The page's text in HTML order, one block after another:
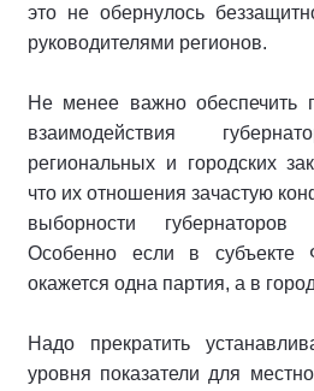
это не обернулось
руководителями регионов.
Не менее важно обеспечить
взаимодействия
региональных и городских
что их отношения зачастую
выборности губернаторов
Особенно если в субъекте
окажется одна партия, а в
Надо прекратить
уровня показатели для